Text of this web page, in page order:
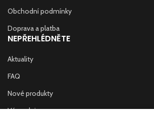
Obchodní podmínky
Doprava a platba
NEPŘEHLÉDNĚTE
Aktuality
FAQ
Nové produkty
Výprodej